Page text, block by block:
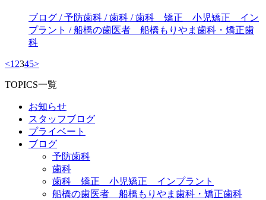
ブログ / 予防歯科 / 歯科 / 歯科 矯正 小児矯正 イン
プラント / 船橋の歯医者 船橋もりやま歯科・矯正歯
科
<1 2345>
TOPICS一覧
お知らせ
スタッフブログ
プライベート
ブログ
予防歯科
歯科
歯科 矯正 小児矯正 インプラント
船橋の歯医者 船橋もりやま歯科・矯正歯科